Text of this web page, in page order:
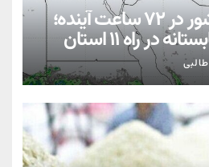
وضعیت جوی کشور در ۷۲ ساعت آینده؛
راه ۱۱ استان